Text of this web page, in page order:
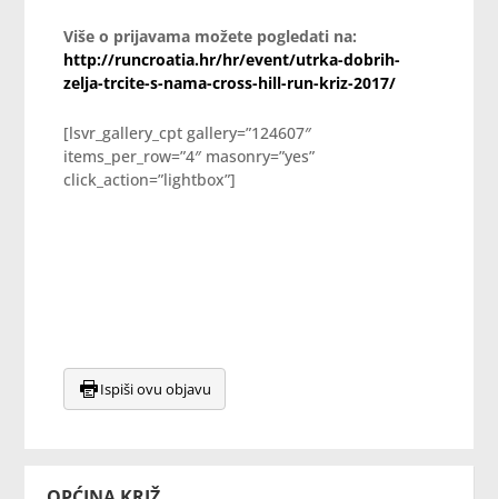
Više o prijavama možete pogledati na:
http://runcroatia.hr/hr/event/utrka-dobrih-
zelja-trcite-s-nama-cross-hill-run-kriz-2017/
[lsvr_gallery_cpt gallery=”124607″
items_per_row=”4″ masonry=”yes”
click_action=”lightbox”]
Ispiši ovu objavu